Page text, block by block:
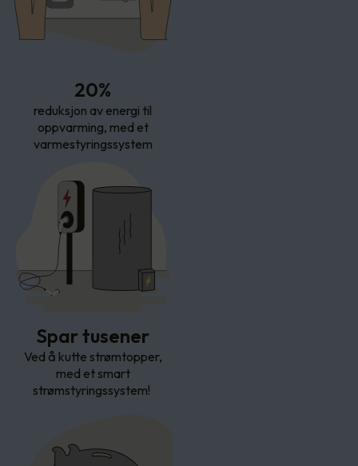
20%
reduksjon av energi til
oppvarming, med et
varmestyringssystem
Spar tusener
Ved å kutte strømtopper,
med et smart
strømstyringssystem!